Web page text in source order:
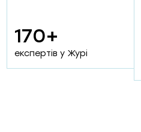
170+
15
експертів у Журі